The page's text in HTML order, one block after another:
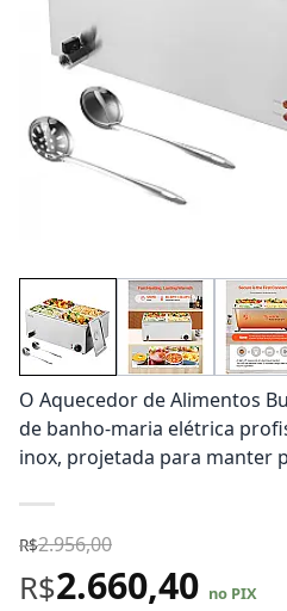
O Aquecedor de Alimentos
de banho-maria elétrica
inox, projetada para manter
R$2.956,00
R$2.660,40 no PIX